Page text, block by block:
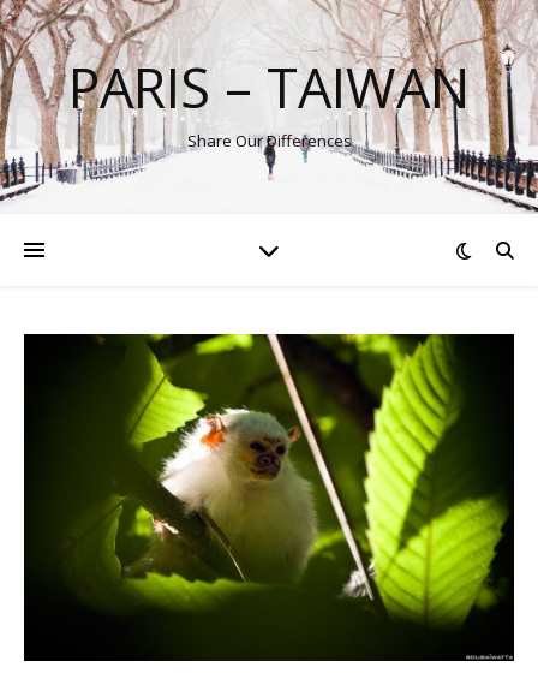
PARIS – TAIWAN
Share Our Differences